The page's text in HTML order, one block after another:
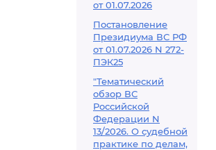
от 01.07.2026
Постановление
Президиума ВС РФ
от 01.07.2026 N 272-
ПЭК25
"Тематический
обзор ВС
Российской
Федерации N
13/2026. О судебной
практике по делам,